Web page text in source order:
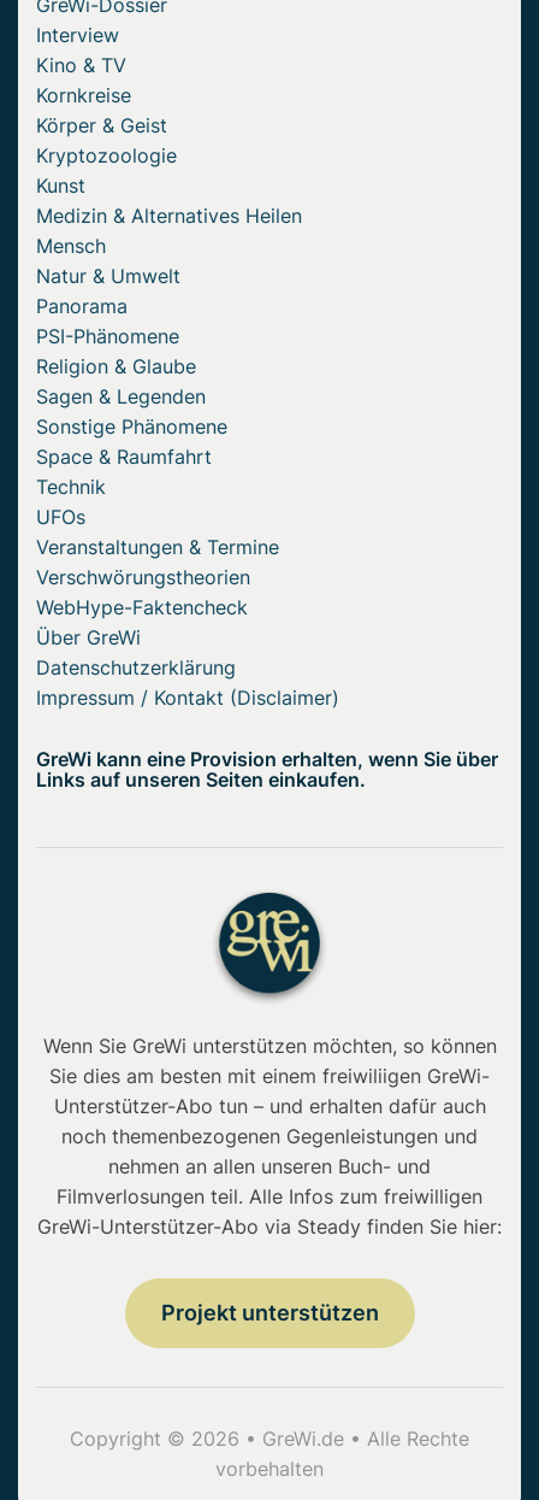
GreWi-Dossier
Interview
Kino & TV
Kornkreise
Körper & Geist
Kryptozoologie
Kunst
Medizin & Alternatives Heilen
Mensch
Natur & Umwelt
Panorama
PSI-Phänomene
Religion & Glaube
Sagen & Legenden
Sonstige Phänomene
Space & Raumfahrt
Technik
UFOs
Veranstaltungen & Termine
Verschwörungstheorien
WebHype-Faktencheck
Über GreWi
Datenschutzerklärung
Impressum / Kontakt (Disclaimer)
GreWi kann eine Provision erhalten, wenn Sie über
Links auf unseren Seiten einkaufen.
Wenn Sie GreWi unterstützen möchten, so können
Sie dies am besten mit einem freiwiliigen GreWi-
Unterstützer-Abo tun – und erhalten dafür auch
noch themenbezogenen Gegenleistungen und
nehmen an allen unseren Buch- und
Filmverlosungen teil. Alle Infos zum freiwilligen
GreWi-Unterstützer-Abo via Steady finden Sie hier:
Projekt unterstützen
Copyright © 2026 • GreWi.de • Alle Rechte
vorbehalten